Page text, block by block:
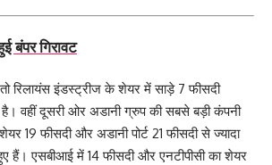
बंपर गिरावट
रिलायंस इंडस्ट्रीज के शेयर में साड़े 7 फीसदी
वहीं दूसरी ओर अडानी ग्रुप की सबसे बड़ी कंपनी
19 फीसदी और अडानी पोर्ट 21 फीसदी से ज्यादा
हैं। एसबीआई में 14 फीसदी और एनटीपीसी का शेयर